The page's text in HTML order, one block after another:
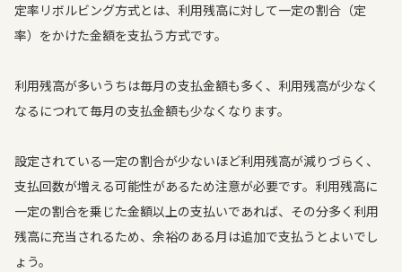
定率リボルビング方式とは、利用残高に対して一定の割合（定
率）をかけた金額を支払う方式です。
利用残高が多いうちは毎月の支払金額も多く、利用残高が少なく
なるにつれて毎月の支払金額も少なくなります。
設定されている一定の割合が少ないほど利用残高が減りづらく、
支払回数が増える可能性があるため注意が必要です。利用残高に
一定の割合を乗じた金額以上の支払いであれば、その分多く利用
残高に充当されるため、余裕のある月は追加で支払うとよいでし
ょう。